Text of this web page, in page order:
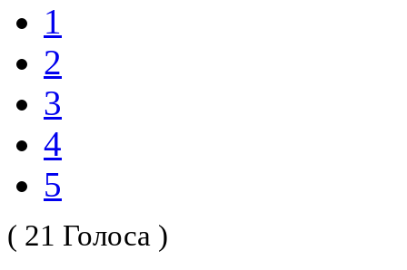
1
2
3
4
5
( 21 Голоса )